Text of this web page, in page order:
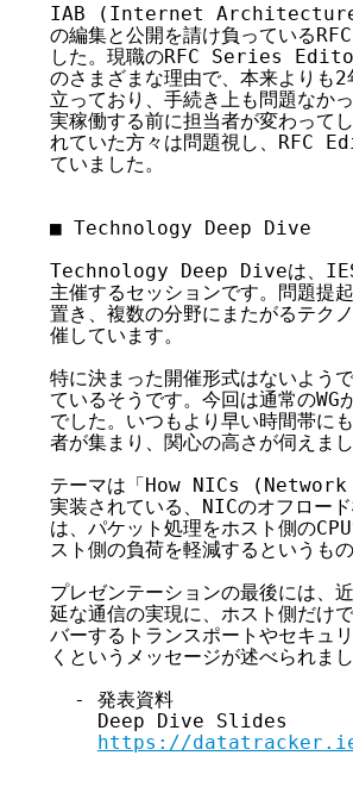
IAB (Internet Architecture
の編集と公開を請け負っている
した。現職のRFC Series
のさまざまな理由で、本来よりも
立っており、手続き上も問題なか
実稼働する前に担当者が変わって
れていた方々は問題視し、RFC
ていました。
■ Technology Deep Dive
Technology Deep Diveは
主催するセッションです。問題提
置き、複数の分野にまたがるテク
催しています。
特に決まった開催形式はないよう
ているそうです。今回は通常の
でした。いつもより早い時間帯に
者が集まり、関心の高さが伺えまし
テーマは「How NICs
実装されている、NICのオフロー
は、パケット処理をホスト側の
スト側の負荷を軽減するというもの
プレゼンテーションの最後には、
延な通信の実現に、ホスト側だけ
バーするトランスポートやセキュ
くというメッセージが述べられまし
  - 発表資料
    Deep Dive Slides
https://